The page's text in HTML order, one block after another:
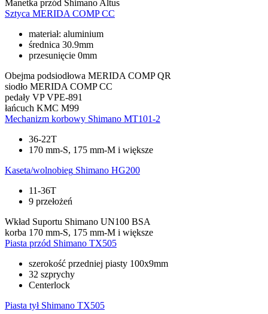
Manetka przód Shimano Altus
Sztyca MERIDA COMP CC
materiał: aluminium
średnica 30.9mm
przesunięcie 0mm
Obejma podsiodłowa MERIDA COMP QR
siodło MERIDA COMP CC
pedały VP VPE-891
łańcuch KMC M99
Mechanizm korbowy Shimano MT101-2
36-22T
170 mm-S, 175 mm-M i większe
Kaseta/wolnobieg Shimano HG200
11-36T
9 przełożeń
Wkład Suportu Shimano UN100 BSA
korba 170 mm-S, 175 mm-M i większe
Piasta przód Shimano TX505
szerokość przedniej piasty 100x9mm
32 szprychy
Centerlock
Piasta tył Shimano TX505